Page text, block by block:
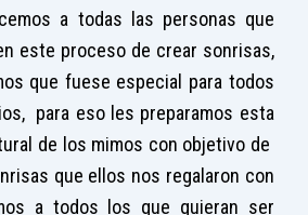
a todas las personas que
este proceso de crear sonrisas,
que fuese especial para todos
para eso les preparamos esta
de los mimos con objetivo de
que ellos nos regalaron con
a todos los que quieran ser